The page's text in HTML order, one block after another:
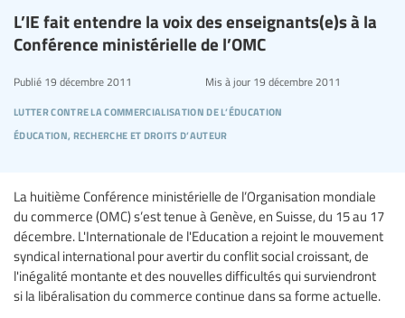
L’IE fait entendre la voix des enseignants(e)s à la
Conférence ministérielle de l’OMC
lutter contre la commercialisation de l’éducation
éducation, recherche et droits d’auteur
Publié 19 décembre 2011 Mis à jour19 décembre 2011
La huitième Conférence ministérielle de l’Organisation mondiale
du commerce (OMC) s’est tenue à Genève, en Suisse, du 15 au 17
décembre. L'Internationale de l'Education a rejoint le mouvement
syndical international pour avertir du conflit social croissant, de
l'inégalité montante et des nouvelles difficultés qui surviendront
si la libéralisation du commerce continue dans sa forme actuelle.